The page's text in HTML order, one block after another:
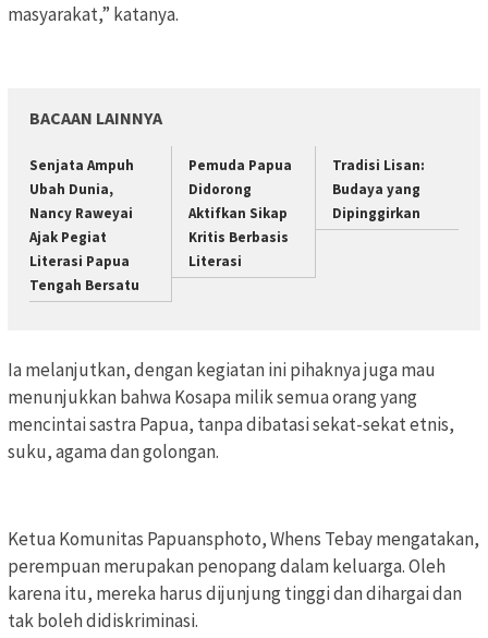
masyarakat,” katanya.
BACAAN LAINNYA
Senjata Ampuh
Ubah Dunia,
Nancy Raweyai
Ajak Pegiat
Literasi Papua
Tengah Bersatu
Pemuda Papua
Didorong
Aktifkan Sikap
Kritis Berbasis
Literasi
Tradisi Lisan:
Budaya yang
Dipinggirkan
Ia melanjutkan, dengan kegiatan ini pihaknya juga mau
menunjukkan bahwa Kosapa milik semua orang yang
mencintai sastra Papua, tanpa dibatasi sekat-sekat etnis,
suku, agama dan golongan.
Ketua Komunitas Papuansphoto, Whens Tebay mengatakan,
perempuan merupakan penopang dalam keluarga. Oleh
karena itu, mereka harus dijunjung tinggi dan dihargai dan
tak boleh didiskriminasi.